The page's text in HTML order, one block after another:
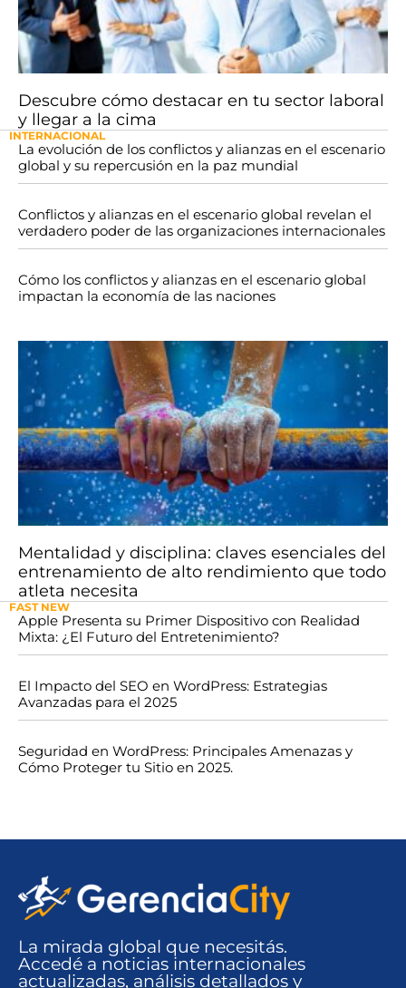
Descubre cómo destacar en tu sector laboral
y llegar a la cima
INTERNACIONAL
La evolución de los conflictos y alianzas en el escenario
global y su repercusión en la paz mundial
Conflictos y alianzas en el escenario global revelan el
verdadero poder de las organizaciones internacionales
Cómo los conflictos y alianzas en el escenario global
impactan la economía de las naciones
Mentalidad y disciplina: claves esenciales del
entrenamiento de alto rendimiento que todo
atleta necesita
FAST NEW
Apple Presenta su Primer Dispositivo con Realidad
Mixta: ¿El Futuro del Entretenimiento?
El Impacto del SEO en WordPress: Estrategias
Avanzadas para el 2025
Seguridad en WordPress: Principales Amenazas y
Cómo Proteger tu Sitio en 2025.
La mirada global que necesitás.
Accedé a noticias internacionales
actualizadas, análisis detallados y